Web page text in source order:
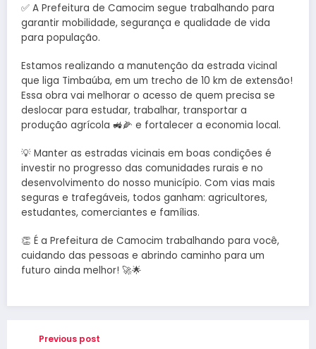
✅ A Prefeitura de Camocim segue trabalhando para
garantir mobilidade, segurança e qualidade de vida
para população.
Estamos realizando a manutenção da estrada vicinal
que liga Timbaúba, em um trecho de 10 km de extensão!
Essa obra vai melhorar o acesso de quem precisa se
deslocar para estudar, trabalhar, transportar a
produção agrícola 🚜🌽 e fortalecer a economia local.
💡 Manter as estradas vicinais em boas condições é
investir no progresso das comunidades rurais e no
desenvolvimento do nosso município. Com vias mais
seguras e trafegáveis, todos ganham: agricultores,
estudantes, comerciantes e famílias.
👏 É a Prefeitura de Camocim trabalhando para você,
cuidando das pessoas e abrindo caminho para um
futuro ainda melhor! 🚀🌟
Previous post